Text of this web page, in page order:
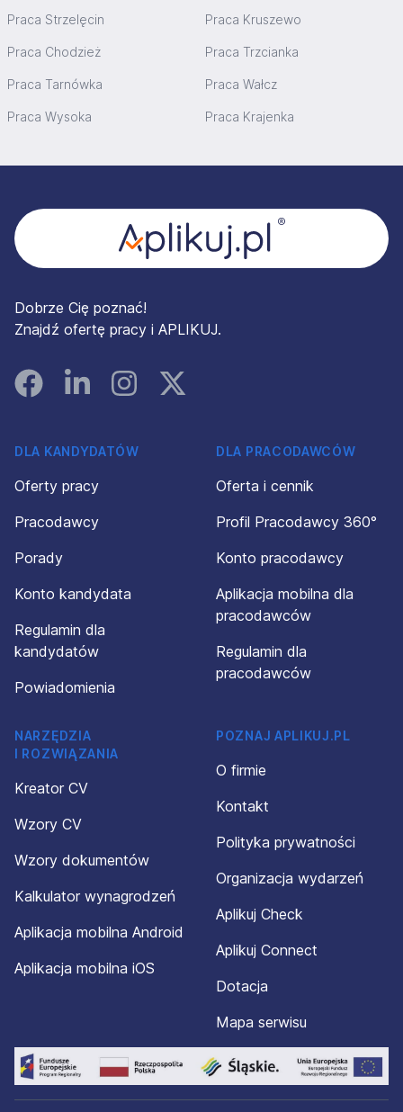
Praca Strzelęcin Praca Kruszewo
Praca Chodzież Praca Trzcianka
Praca Tarnówka Praca Wałcz
Praca Wysoka Praca Krajenka
Dobrze Cię poznać!
Znajdź ofertę pracy i APLIKUJ.
FacebookLinked InInstagramInstagram
DLA KANDYDATÓW
Oferty pracy
Pracodawcy
Porady
Konto kandydata
Regulamin dla
kandydatów
Powiadomienia
DLA PRACODAWCÓW
Oferta i cennik
Profil Pracodawcy 360°
Konto pracodawcy
Aplikacja mobilna dla
pracodawców
Regulamin dla
pracodawców
NARZĘDZIA
I ROZWIĄZANIA
Kreator CV
Wzory CV
Wzory dokumentów
Kalkulator wynagrodzeń
Aplikacja mobilna Android
Aplikacja mobilna iOS
POZNAJ APLIKUJ.PL
O firmie
Kontakt
Polityka prywatności
Organizacja wydarzeń
Aplikuj Check
Aplikuj Connect
Dotacja
Mapa serwisu